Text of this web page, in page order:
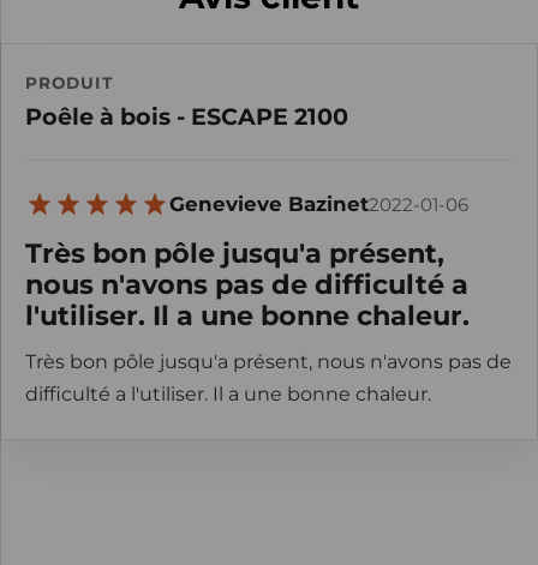
PRODUIT
Poêle à bois - ESCAPE 2100
Genevieve Bazinet2022-01-06
Très bon pôle jusqu'a présent,
nous n'avons pas de difficulté a
l'utiliser. Il a une bonne chaleur.
Très bon pôle jusqu'a présent, nous n'avons pas de
difficulté a l'utiliser. Il a une bonne chaleur.